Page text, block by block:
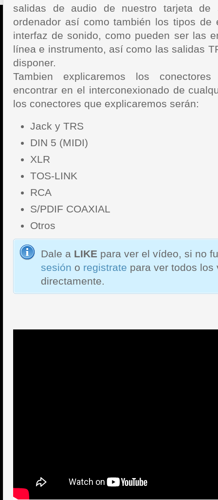
salidas de audio de nuestro tarjeta de
ordenador así como también los tipos de
interfaz de sonido, como pueden ser las
línea e instrumento, así como las salidas
disponer.
Tambien explicaremos los
encontrar en el interconexionado de
los conectores que explicaremos serán:
Jack y TRS
DIN 5 (MIDI)
XLR
TOS-LINK
RCA
S/PDIF COAXIAL
Otros
Dale a LIKE para ver el vídeo, si no
sesión o registrate para ver todos los
directamente.